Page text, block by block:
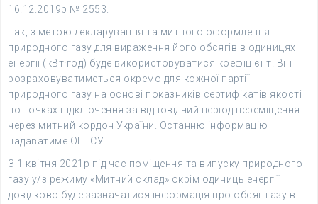
16.12.2019р № 2553.
Так, з метою декларування та митного оформлення
природного газу для вираження його обсягів в одиницях
енергії (кВт·год) буде використовуватися коефіцієнт. Він
розраховуватиметься окремо для кожної партії
природного газу на основі показників сертифікатів якості
по точках підключення за відповідний період переміщення
через митний кордон України. Останню інформацію
надаватиме ОГТСУ.
З 1 квітня 2021р під час поміщення та випуску природного
газу у/з режиму «Митний склад» окрім одиниць енергії
довідково буде зазначатися інформація про обсяг газу в